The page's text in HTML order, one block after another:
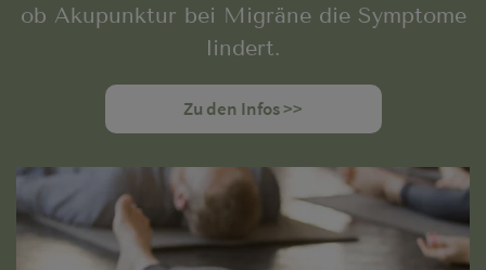
ob Akupunktur bei Migräne die Symptome
lindert.
Zu den Infos >>